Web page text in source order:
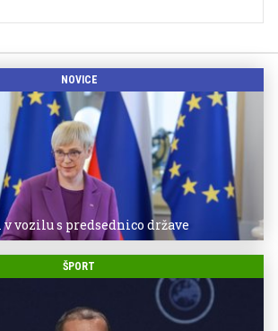
NOVICE
vozilu s predsednico države
ŠPORT